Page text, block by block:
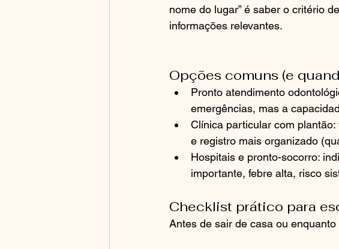
nome do lugar” é saber o critério
informações relevantes.
Opções comuns (e
Pronto atendimento
emergências, mas a
Clínica particular com
e registro mais organizado
Hospitais e pronto-socorro:
importante, febre alta, risco
Checklist prático para
Antes de sair de casa ou